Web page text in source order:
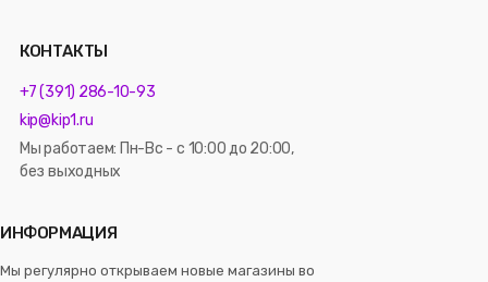
КОНТАКТЫ
+7 (391) 286-10-93
kip@kip1.ru
Мы работаем: Пн-Вс - с 10:00 до 20:00,
без выходных
ИНФОРМАЦИЯ
Мы регулярно открываем новые магазины во